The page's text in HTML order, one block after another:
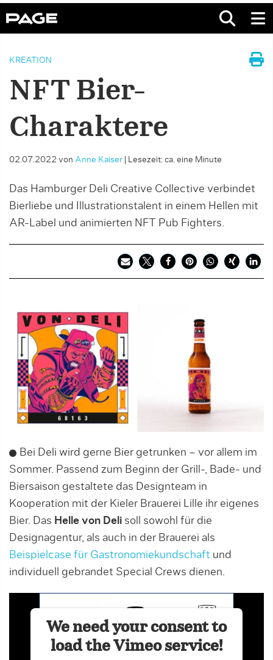
KREATION
NFT Bier-
Charaktere
02.07.2022 von Anne Kaiser Lesezeit: ca. eine Minute
Das Hamburger Deli Creative Collective verbindet
Bierliebe und Illustrationstalent in einem Hellen mit
AR-Label und animierten NFT Pub Fighters.
Bei Deli wird gerne Bier getrunken – vor allem im
Sommer. Passend zum Beginn der Grill-, Bade- und
Biersaison gestaltete das Designteam in
Kooperation mit der Kieler Brauerei Lille ihr eigenes
Bier. Das Helle von Deli soll sowohl für die
Designagentur, als auch in der Brauerei als
Beispielcase für Gastronomiekundschaft und
individuell gebrandet Special Crews dienen.
We need your consent to
load the Vimeo service!